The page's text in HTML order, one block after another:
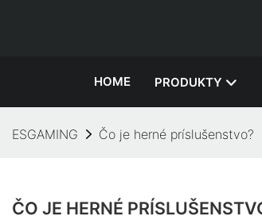
HOME PRODUKTY
ESGAMING Čo je herné príslušenstvo?
ČO JE HERNÉ